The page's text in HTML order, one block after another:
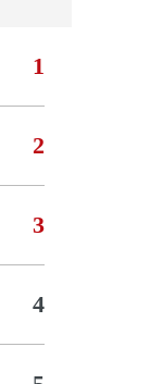
1
2
3
4